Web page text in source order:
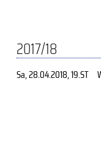
2017/18
Sa, 28.04.2018, 19.ST